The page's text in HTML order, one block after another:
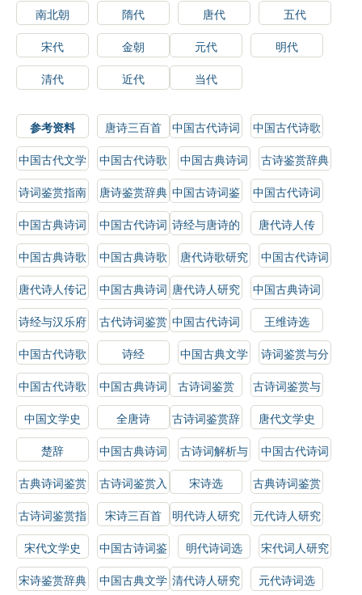
南北朝
隋代 唐代
五代
宋代
金朝 元代
明代
清代
近代 当代
参考资料 唐诗三百首
中国古代诗词
选读
中国古代诗歌
鉴赏
中国古代文学
史
中国古代诗歌
鉴赏辞典
中国古典诗词
鉴赏
古诗鉴赏辞典
诗词鉴赏指南
唐诗鉴赏辞典 中国古诗词鉴
赏辞典
中国古代诗词
鉴赏辞典
中国古典诗词
鉴赏辞典
中国古代诗词
鉴赏
诗经与唐诗的
比较研究
唐代诗人传
中国古典诗歌
鉴赏辞典
中国古典诗歌
鉴赏
唐代诗歌研究
中国古代诗词
研究
唐代诗人传记
中国古典诗词
赏析
唐代诗人研究
中国古典诗词
选
诗经与汉乐府 古代诗词鉴赏 中国古代诗词
选
王维诗选
中国古代诗歌
史
诗经
中国古典文学
史
诗词鉴赏与分
析
中国古代诗歌
选
中国古典诗词
研究
古诗词鉴赏
古诗词鉴赏与
解析
中国文学史 全唐诗
古诗词鉴赏辞
典
唐代文学史
楚辞
中国古典诗词
解析
古诗词解析与
鉴赏
中国古代诗词
概论
古典诗词鉴赏
古诗词鉴赏入
门
宋诗选
古典诗词鉴赏
辞典
古诗词鉴赏指
南
宋诗三百首 明代诗人研究
元代诗人研究
宋代文学史
中国古诗词鉴
赏
明代诗词选
宋代词人研究
宋诗鉴赏辞典
中国古典文学 清代诗人研究 元代诗词选